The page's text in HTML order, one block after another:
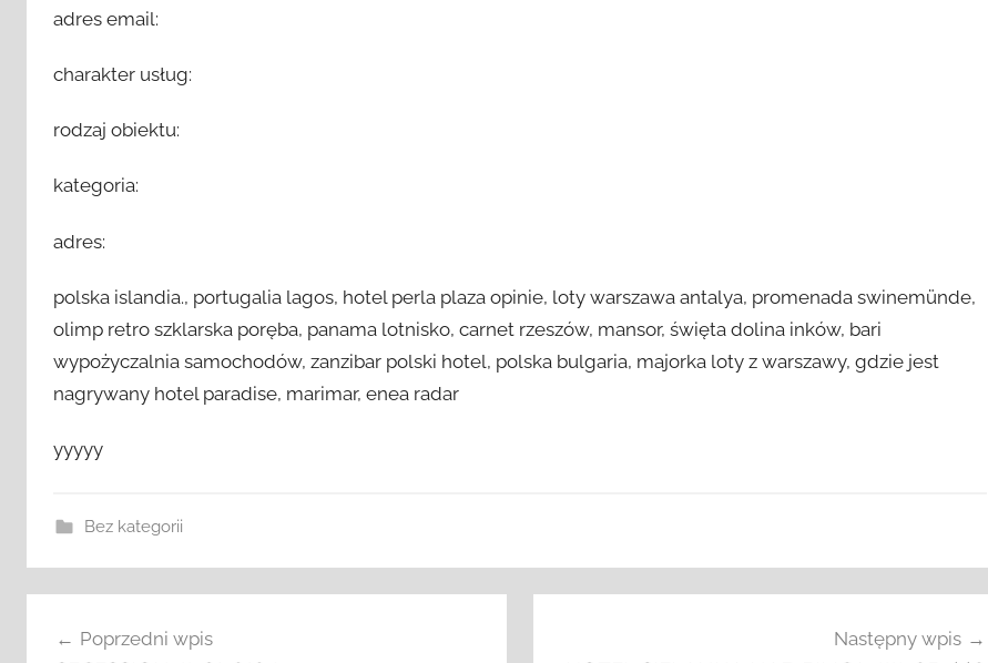
adres email:
charakter usług:
rodzaj obiektu:
kategoria:
adres:
polska islandia., portugalia lagos, hotel perla plaza opinie, loty warszawa antalya, promenada swinemünde,
olimp retro szklarska poręba, panama lotnisko, carnet rzeszów, mansor, święta dolina inków, bari
wypożyczalnia samochodów, zanzibar polski hotel, polska bulgaria, majorka loty z warszawy, gdzie jest
nagrywany hotel paradise, marimar, enea radar
yyyyy
Bez kategorii
wpisuPoprzedni wpis Następny wpis